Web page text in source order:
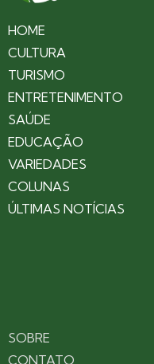
HOME
CULTURA
TURISMO
ENTRETENIMENTO
SAÚDE
EDUCAÇÃO
VARIEDADES
COLUNAS
ÚLTIMAS NOTÍCIAS
SOBRE
CONTATO